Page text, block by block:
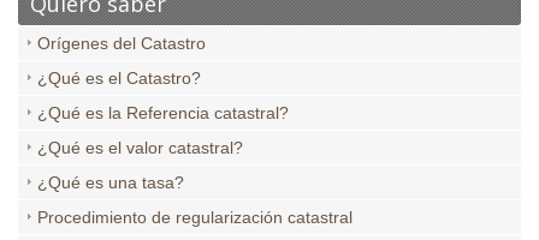
Orígenes del Catastro
¿Qué es el Catastro?
¿Qué es la Referencia catastral?
¿Qué es el valor catastral?
¿Qué es una tasa?
Procedimiento de regularización catastral